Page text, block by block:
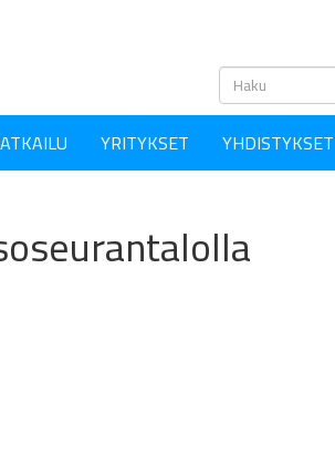
YRITYKSET YHDISTYKSET